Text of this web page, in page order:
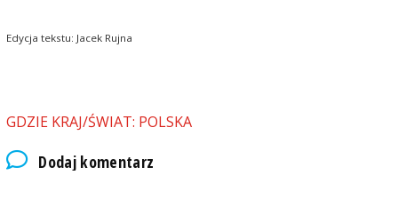
Edycja tekstu: Jacek Rujna
GDZIE KRAJ/ŚWIAT: POLSKA
Dodaj komentarz